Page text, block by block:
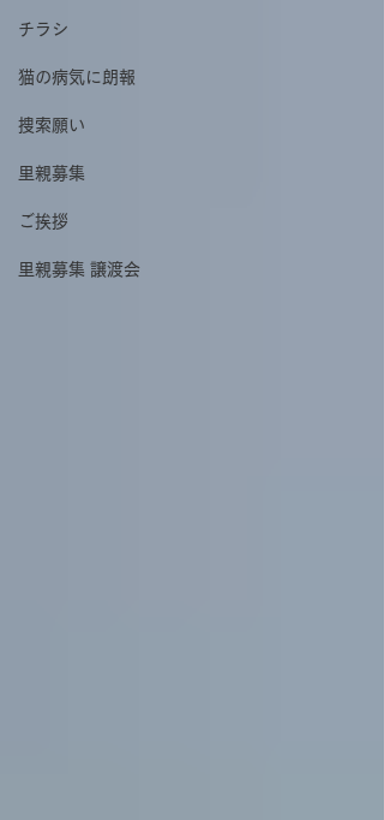
チラシ
猫の病気に朗報
捜索願い
里親募集
ご挨拶
里親募集 譲渡会